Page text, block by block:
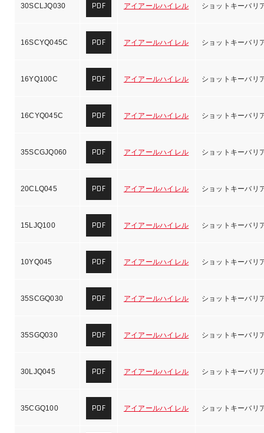
30SCLJQ030 PDF アイアールハイレル ショットキーバリ
16SCYQ045C PDF アイアールハイレル ショットキーバリ
16YQ100C PDF アイアールハイレル ショットキーバリ
16CYQ045C PDF アイアールハイレル ショットキーバリ
35SCGJQ060 PDF アイアールハイレル ショットキーバリ
20CLQ045 PDF アイアールハイレル ショットキーバリ
15LJQ100 PDF アイアールハイレル ショットキーバリ
10YQ045 PDF アイアールハイレル ショットキーバリ
35SCGQ030 PDF アイアールハイレル ショットキーバリ
35SGQ030 PDF アイアールハイレル ショットキーバリ
30LJQ045 PDF アイアールハイレル ショットキーバリ
35CGQ100 PDF アイアールハイレル ショットキーバリ